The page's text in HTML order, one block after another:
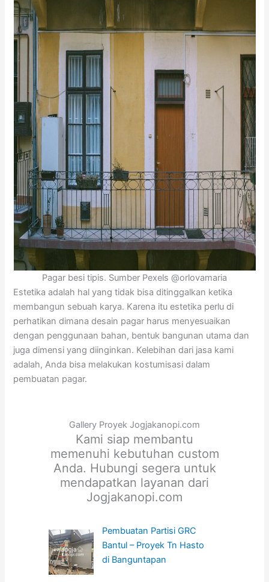
Pagar besi tipis. Sumber Pexels @orlovamaria
Estetika adalah hal yang tidak bisa ditinggalkan ketika
membangun sebuah karya. Karena itu estetika perlu di
perhatikan dimana desain pagar harus menyesuaikan
dengan penggunaan bahan, bentuk bangunan utama dan
juga dimensi yang diinginkan. Kelebihan dari jasa kami
adalah, Anda bisa melakukan kostumisasi dalam
pembuatan pagar.
Gallery Proyek Jogjakanopi.com
Kami siap membantu
memenuhi kebutuhan custom
Anda. Hubungi segera untuk
mendapatkan layanan dari
Jogjakanopi.com
Pembuatan Partisi GRC
Bantul – Proyek Tn Hasto
di Banguntapan